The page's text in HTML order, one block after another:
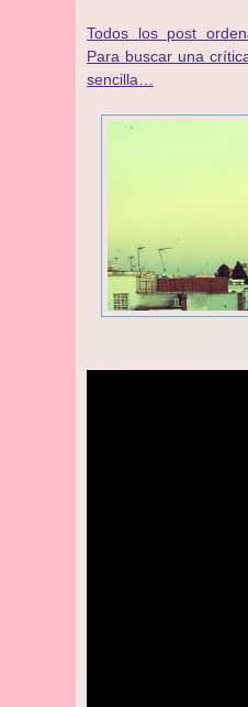
Todos los post
Para buscar una
sencilla…